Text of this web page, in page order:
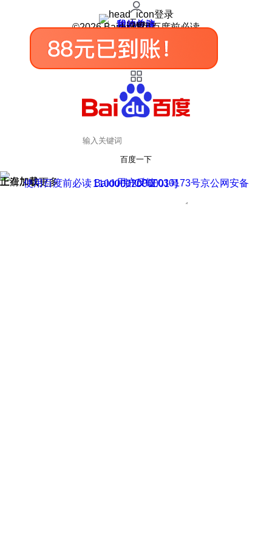
登录
我的关注
我的收藏
皮肤中心
用户反馈
设置
©2026 Baidu 使用百度前必读
百度一下
正在加载
上滑加载更多 用户反馈
使用百度前必读 Baidu 京ICP证030173号
京公网安备11000002000001号